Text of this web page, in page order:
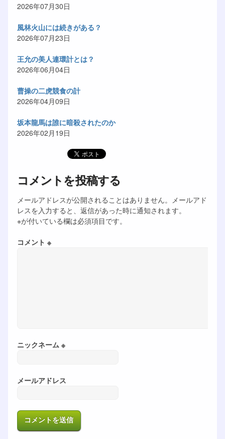
2026年07月30日
風林火山には続きがある？
2026年07月23日
王允の美人連環計とは？
2026年06月04日
曹操の二虎競食の計
2026年04月09日
坂本龍馬は誰に暗殺されたのか
2026年02月19日
コメントを投稿する
メールアドレスが公開されることはありません。メールアド
レスを入力すると、返信があった時に通知されます。
※が付いている欄は必須項目です。
コメント ※
ニックネーム ※
メールアドレス